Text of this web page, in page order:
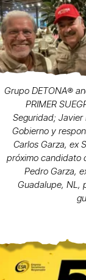
Grupo DETONA®️
PRIMER
Seguridad; Javier
Gobierno y
Carlos Garza, ex
próximo candidato
Pedro Garza,
Guadalupe, NL,